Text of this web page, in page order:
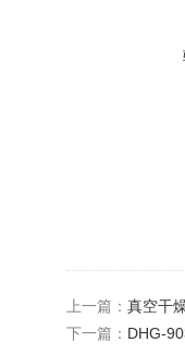
上一篇： 真空干
下一篇： DHG-